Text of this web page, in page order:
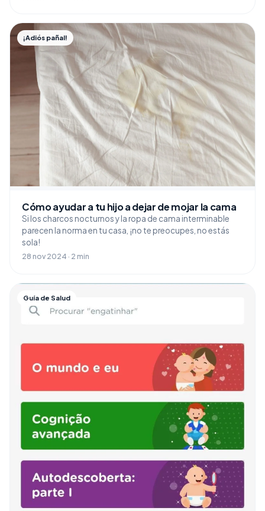
¡Adiós pañal!
Cómo ayudar a tu hijo a dejar de mojar la cama
Si los charcos nocturnos y la ropa de cama interminable
parecen la norma en tu casa, ¡no te preocupes, no estás
sola!
28 nov 2024 · 2 min
Guía de Salud